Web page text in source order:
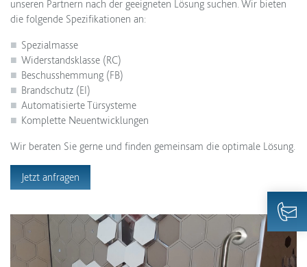
unseren Partnern nach der geeigneten Lösung suchen. Wir bieten
die folgende Spezifikationen an:
Spezialmasse
Widerstandsklasse (RC)
Beschusshemmung (FB)
Brandschutz (EI)
Automatisierte Türsysteme
Komplette Neuentwicklungen
Wir beraten Sie gerne und finden gemeinsam die optimale Lösung.
Jetzt anfragen